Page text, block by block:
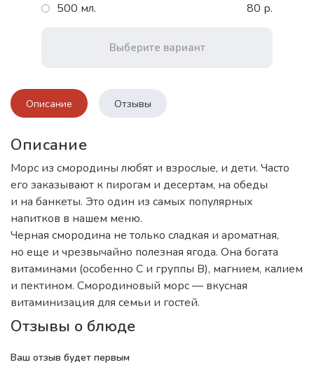
500 мл.
80 р.
Выберите вариант
Описание Отзывы
Описание
Морс из смородины любят и взрослые, и дети. Часто
его заказывают к пирогам и десертам, на обеды
и на банкеты. Это один из самых популярных
напитков в нашем меню.
Черная смородина не только сладкая и ароматная,
но еще и чрезвычайно полезная ягода. Она богата
витаминами (особенно C и группы B), магнием, калием
и пектином. Смородиновый морс — вкусная
витаминизация для семьи и гостей.
Отзывы о блюде
Ваш отзыв будет первым